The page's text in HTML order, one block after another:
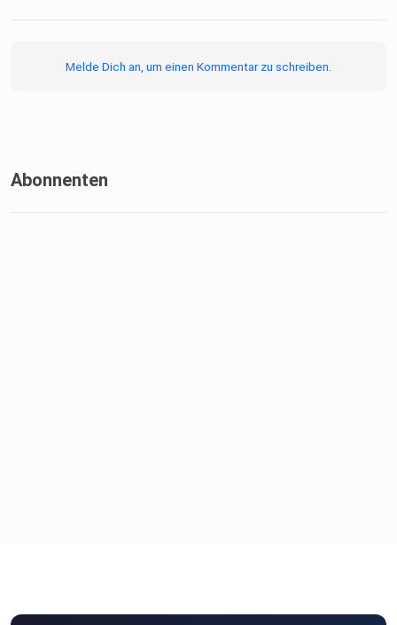
Melde Dich an, um einen Kommentar zu schreiben.
Abonnenten